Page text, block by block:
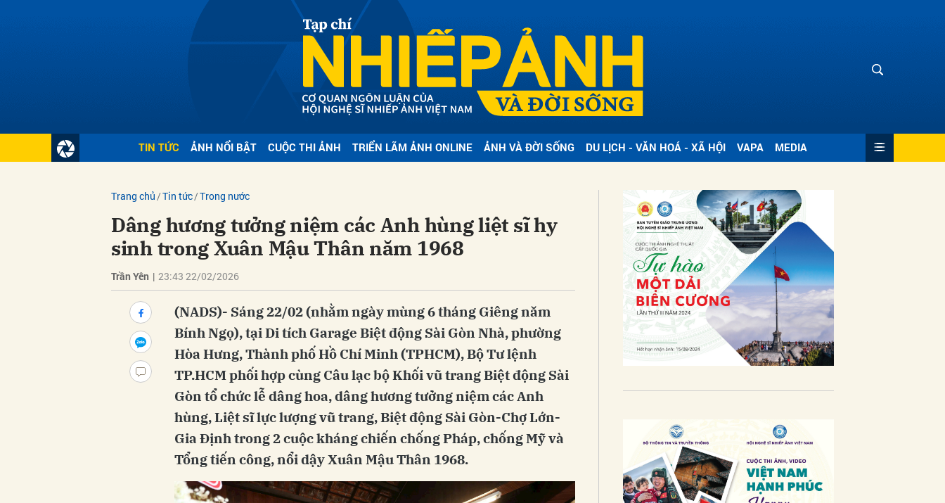
TIN TỨC ẢNH NỔI BẬT CUỘC THI ẢNH TRIỂN LÃM ẢNH ONLINE ẢNH VÀ ĐỜI SỐNG DU LỊCH - VĂN HOÁ - XÃ HỘI VAPA MEDIA
Trang chủ Tin tức Trong nước
Dâng hương tưởng niệm các Anh hùng liệt sĩ hy
sinh trong Xuân Mậu Thân năm 1968
Trần Yên | 23:43 22/02/2026
(NADS)- Sáng 22/02 (nhằm ngày mùng 6 tháng Giêng năm
Bính Ngọ), tại Di tích Garage Biệt động Sài Gòn Nhà, phường
Hòa Hưng, Thành phố Hồ Chí Minh (TPHCM), Bộ Tư lệnh
TP.HCM phối hợp cùng Câu lạc bộ Khối vũ trang Biệt động Sài
Gòn tổ chức lễ dâng hoa, dâng hương tưởng niệm các Anh
hùng, Liệt sĩ lực lượng vũ trang, Biệt động Sài Gòn-Chợ Lớn-
Gia Định trong 2 cuộc kháng chiến chống Pháp, chống Mỹ và
Tổng tiến công, nổi dậy Xuân Mậu Thân 1968.
Gửi bình luận
Gửi